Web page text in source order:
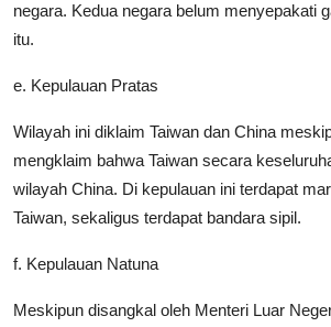
negara. Kedua negara belum menyepakati
itu.
e. Kepulauan Pratas
Wilayah ini diklaim Taiwan dan China
mengklaim bahwa Taiwan secara
wilayah China. Di kepulauan ini terdapat
Taiwan, sekaligus terdapat bandara sipil.
f. Kepulauan Natuna
Meskipun disangkal oleh Menteri Luar